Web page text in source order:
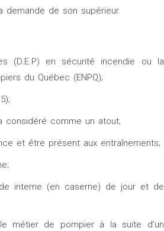
demande de son supérieur.
(D.E.P) en sécurité incendie ou la
du Québec (ENPQ);
considéré comme un atout;
et être présent aux entraînements;
interne (en caserne) de jour et de
métier de pompier à la suite d’un